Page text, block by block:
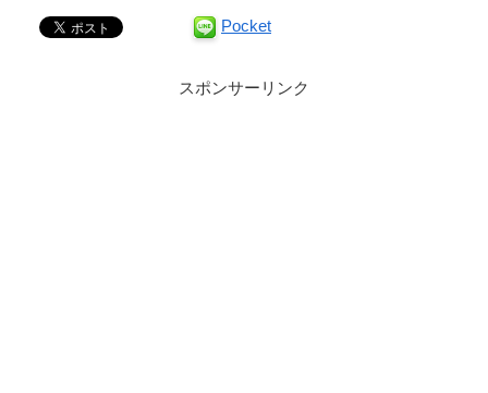
Pocket
スポンサーリンク